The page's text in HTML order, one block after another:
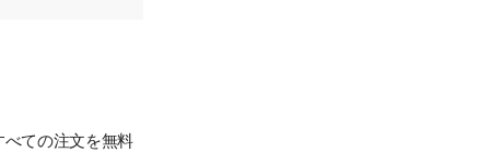
ての注文を無料